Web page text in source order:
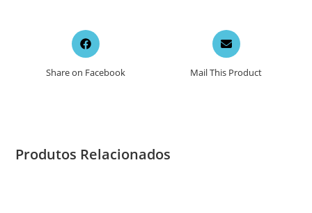
Opens
in
new
Share on Facebook
Opens
in
a
new
Mail This Product
Produtos Relacionados